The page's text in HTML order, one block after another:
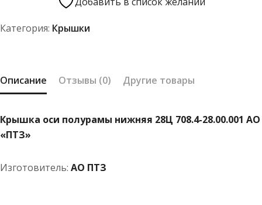
нижняя
28.00.001
АО
Категория: Крышки
Описание Отзывы (0) Другие товары
Крышка оси полурамы нижняя 28Ц 708.4-28.00.001 АО
«ПТЗ»
Изготовитель: АО ПТЗ